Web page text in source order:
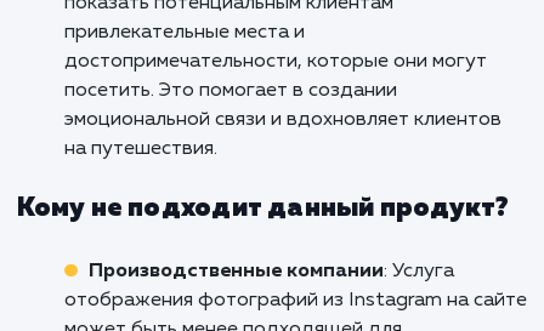
привлекательные веб-сайты с динамическим
контентом. Она позволяет легко
фотографии из Instagram на сайт, добавляя
элементы социальной активности и
контент.
Рестораны и кафе: Для ресторанов и
отображение фотографий из Instagram на
сайте позволяет показать атмосферу